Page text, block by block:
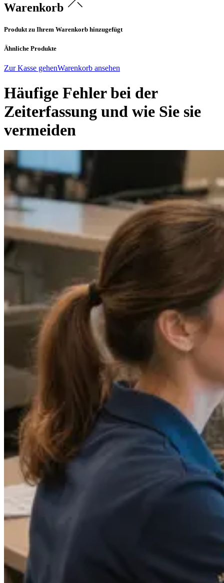
Warenkorb
Produkt zu Ihrem Warenkorb hinzugefügt
Ähnliche Produkte
Zur Kasse gehenWarenkorb ansehen
Häufige Fehler bei der
Zeiterfassung und wie Sie sie
vermeiden